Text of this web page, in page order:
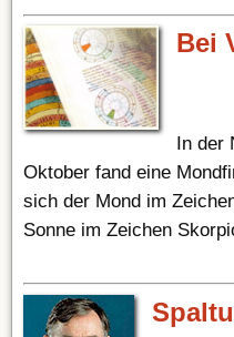
Bei
In der
Oktober fand eine
sich der Mond im
Sonne im Zeichen